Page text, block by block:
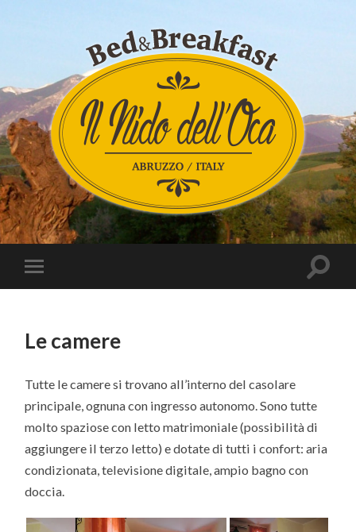
Le camere
Tutte le camere si trovano all’interno del casolare
principale, ognuna con ingresso autonomo. Sono tutte
molto spaziose con letto matrimoniale (possibilità di
aggiungere il terzo letto) e dotate di tutti i confort: aria
condizionata, televisione digitale, ampio bagno con
doccia.